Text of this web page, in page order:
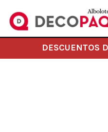
DESCUENTOS